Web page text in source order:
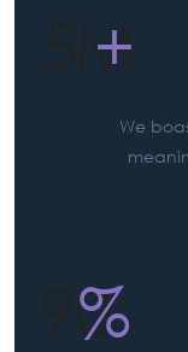
5M
+
90
%
We